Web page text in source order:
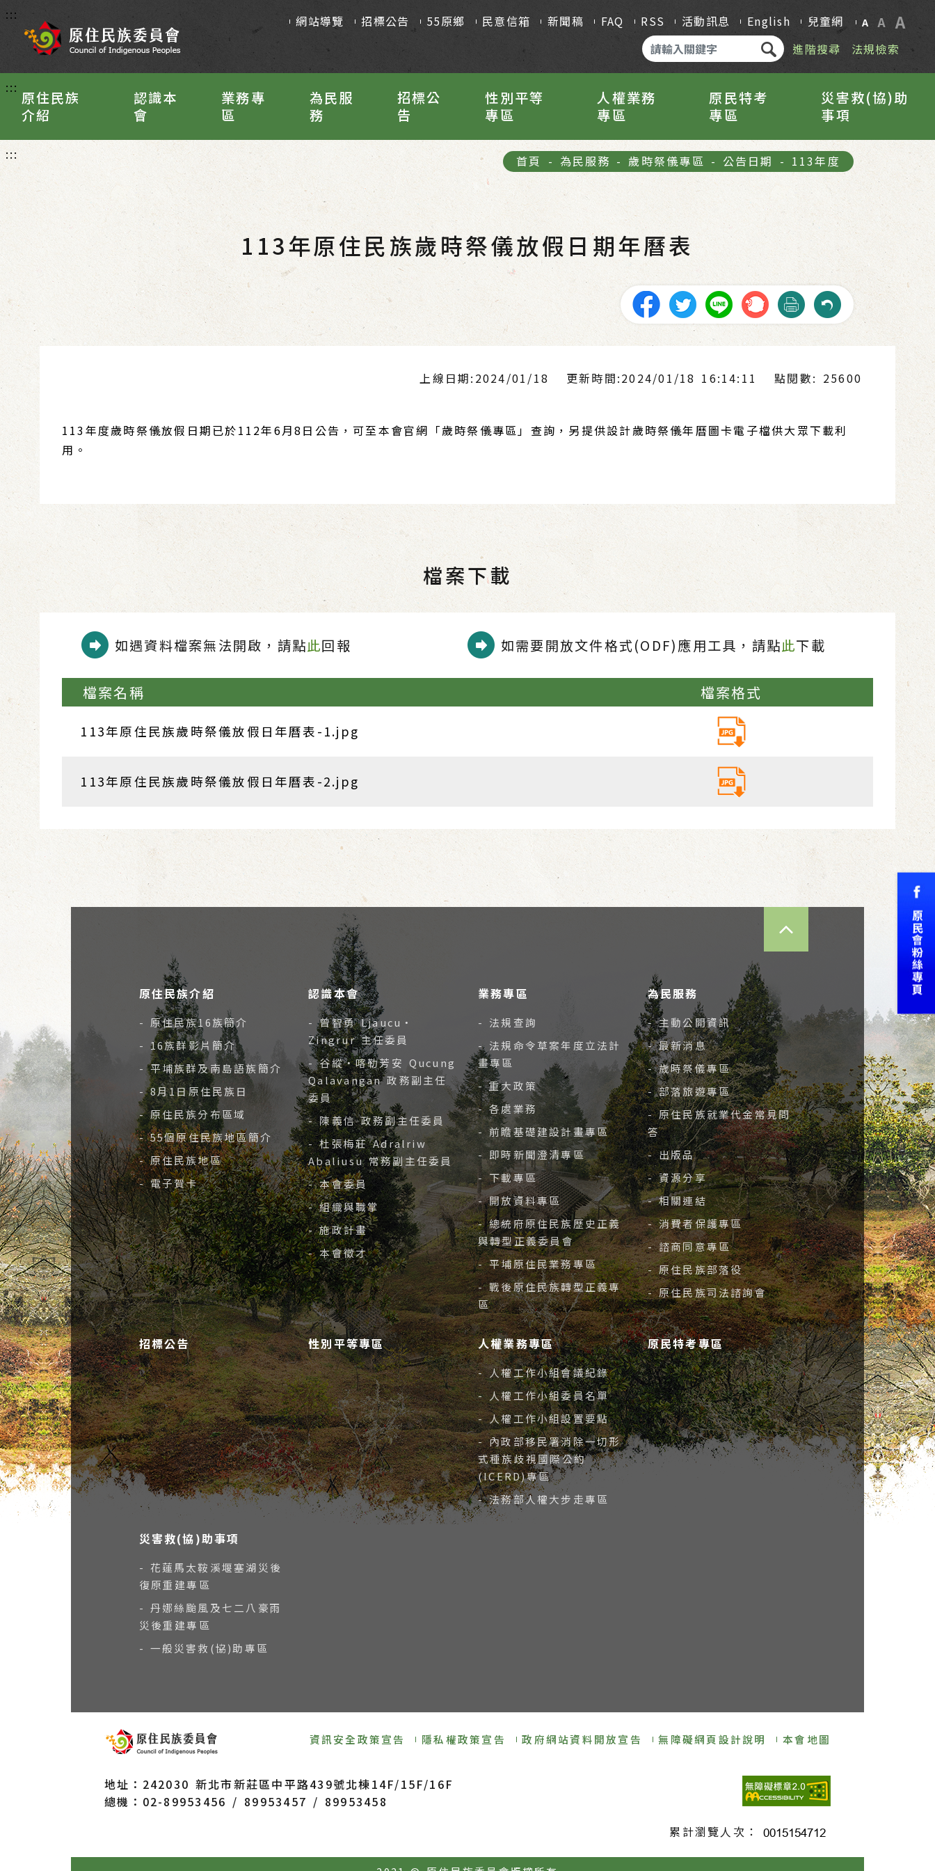
::: 網站導覽 招標公告 55原鄉 民意信箱 新聞稿 FAQ RSS 活動訊息 English 兒童網 A A A
進階搜尋 法規檢索
:::
原住民族
介紹
認識本
會
業務專
區
為民服
務
招標公
告
性別平等
專區
人權業務
專區
原民特考
專區
災害救(協)助
事項
::: 首頁 - 為民服務 - 歲時祭儀專區 - 公告日期 - 113年度
113年原住民族歲時祭儀放假日期年曆表
上線日期:2024/01/18 更新時間:2024/01/18 16:14:11 點閱數: 25600
113年度歲時祭儀放假日期已於112年6月8日公告，可至本會官網「歲時祭儀專區」查詢，另提供設計歲時祭儀年曆圖卡電子檔供大眾下載利
用。
檔案下載
如遇資料檔案無法開啟，請點此回報 如需要開放文件格式(ODF)應用工具，請點此下載
檔案名稱 檔案格式
113年原住民族歲時祭儀放假日年曆表-1.jpg
113年原住民族歲時祭儀放假日年曆表-2.jpg
原住民族介紹
- 原住民族16族簡介
- 16族群影片簡介
- 平埔族群及南島語族簡介
- 8月1日原住民族日
- 原住民族分布區域
- 55個原住民族地區簡介
- 原住民族地區
- 電子賀卡
認識本會
- 曾智勇 Ljaucu‧
Zingrur 主任委員
- 谷縱‧喀勒芳安 Qucung
Qalavangan 政務副主任
委員
- 陳義信 政務副主任委員
- 杜張梅莊 Adralriw
Abaliusu 常務副主任委員
- 本會委員
- 組織與職掌
- 施政計畫
- 本會徵才
業務專區
- 法規查詢
- 法規命令草案年度立法計
畫專區
- 重大政策
- 各處業務
- 前瞻基礎建設計畫專區
- 即時新聞澄清專區
- 下載專區
- 開放資料專區
- 總統府原住民族歷史正義
與轉型正義委員會
- 平埔原住民業務專區
- 戰後原住民族轉型正義專
區
為民服務
- 主動公開資訊
- 最新消息
- 歲時祭儀專區
- 部落旅遊專區
- 原住民族就業代金常見問
答
- 出版品
- 資源分享
- 相關連結
- 消費者保護專區
- 諮商同意專區
- 原住民族部落役
- 原住民族司法諮詢會
招標公告 性別平等專區 人權業務專區
- 人權工作小組會議紀錄
- 人權工作小組委員名單
- 人權工作小組設置要點
- 內政部移民署消除一切形
式種族歧視國際公約
(ICERD)專區
- 法務部人權大步走專區
原民特考專區
災害救(協)助事項
- 花蓮馬太鞍溪堰塞湖災後
復原重建專區
- 丹娜絲颱風及七二八豪雨
災後重建專區
- 一般災害救(協)助專區
資訊安全政策宣告 隱私權政策宣告 政府網站資料開放宣告 無障礙網頁設計說明 本會地圖
地址：242030 新北市新莊區中平路439號北棟14F/15F/16F
總機：02-89953456 / 89953457 / 89953458
累計瀏覽人次：